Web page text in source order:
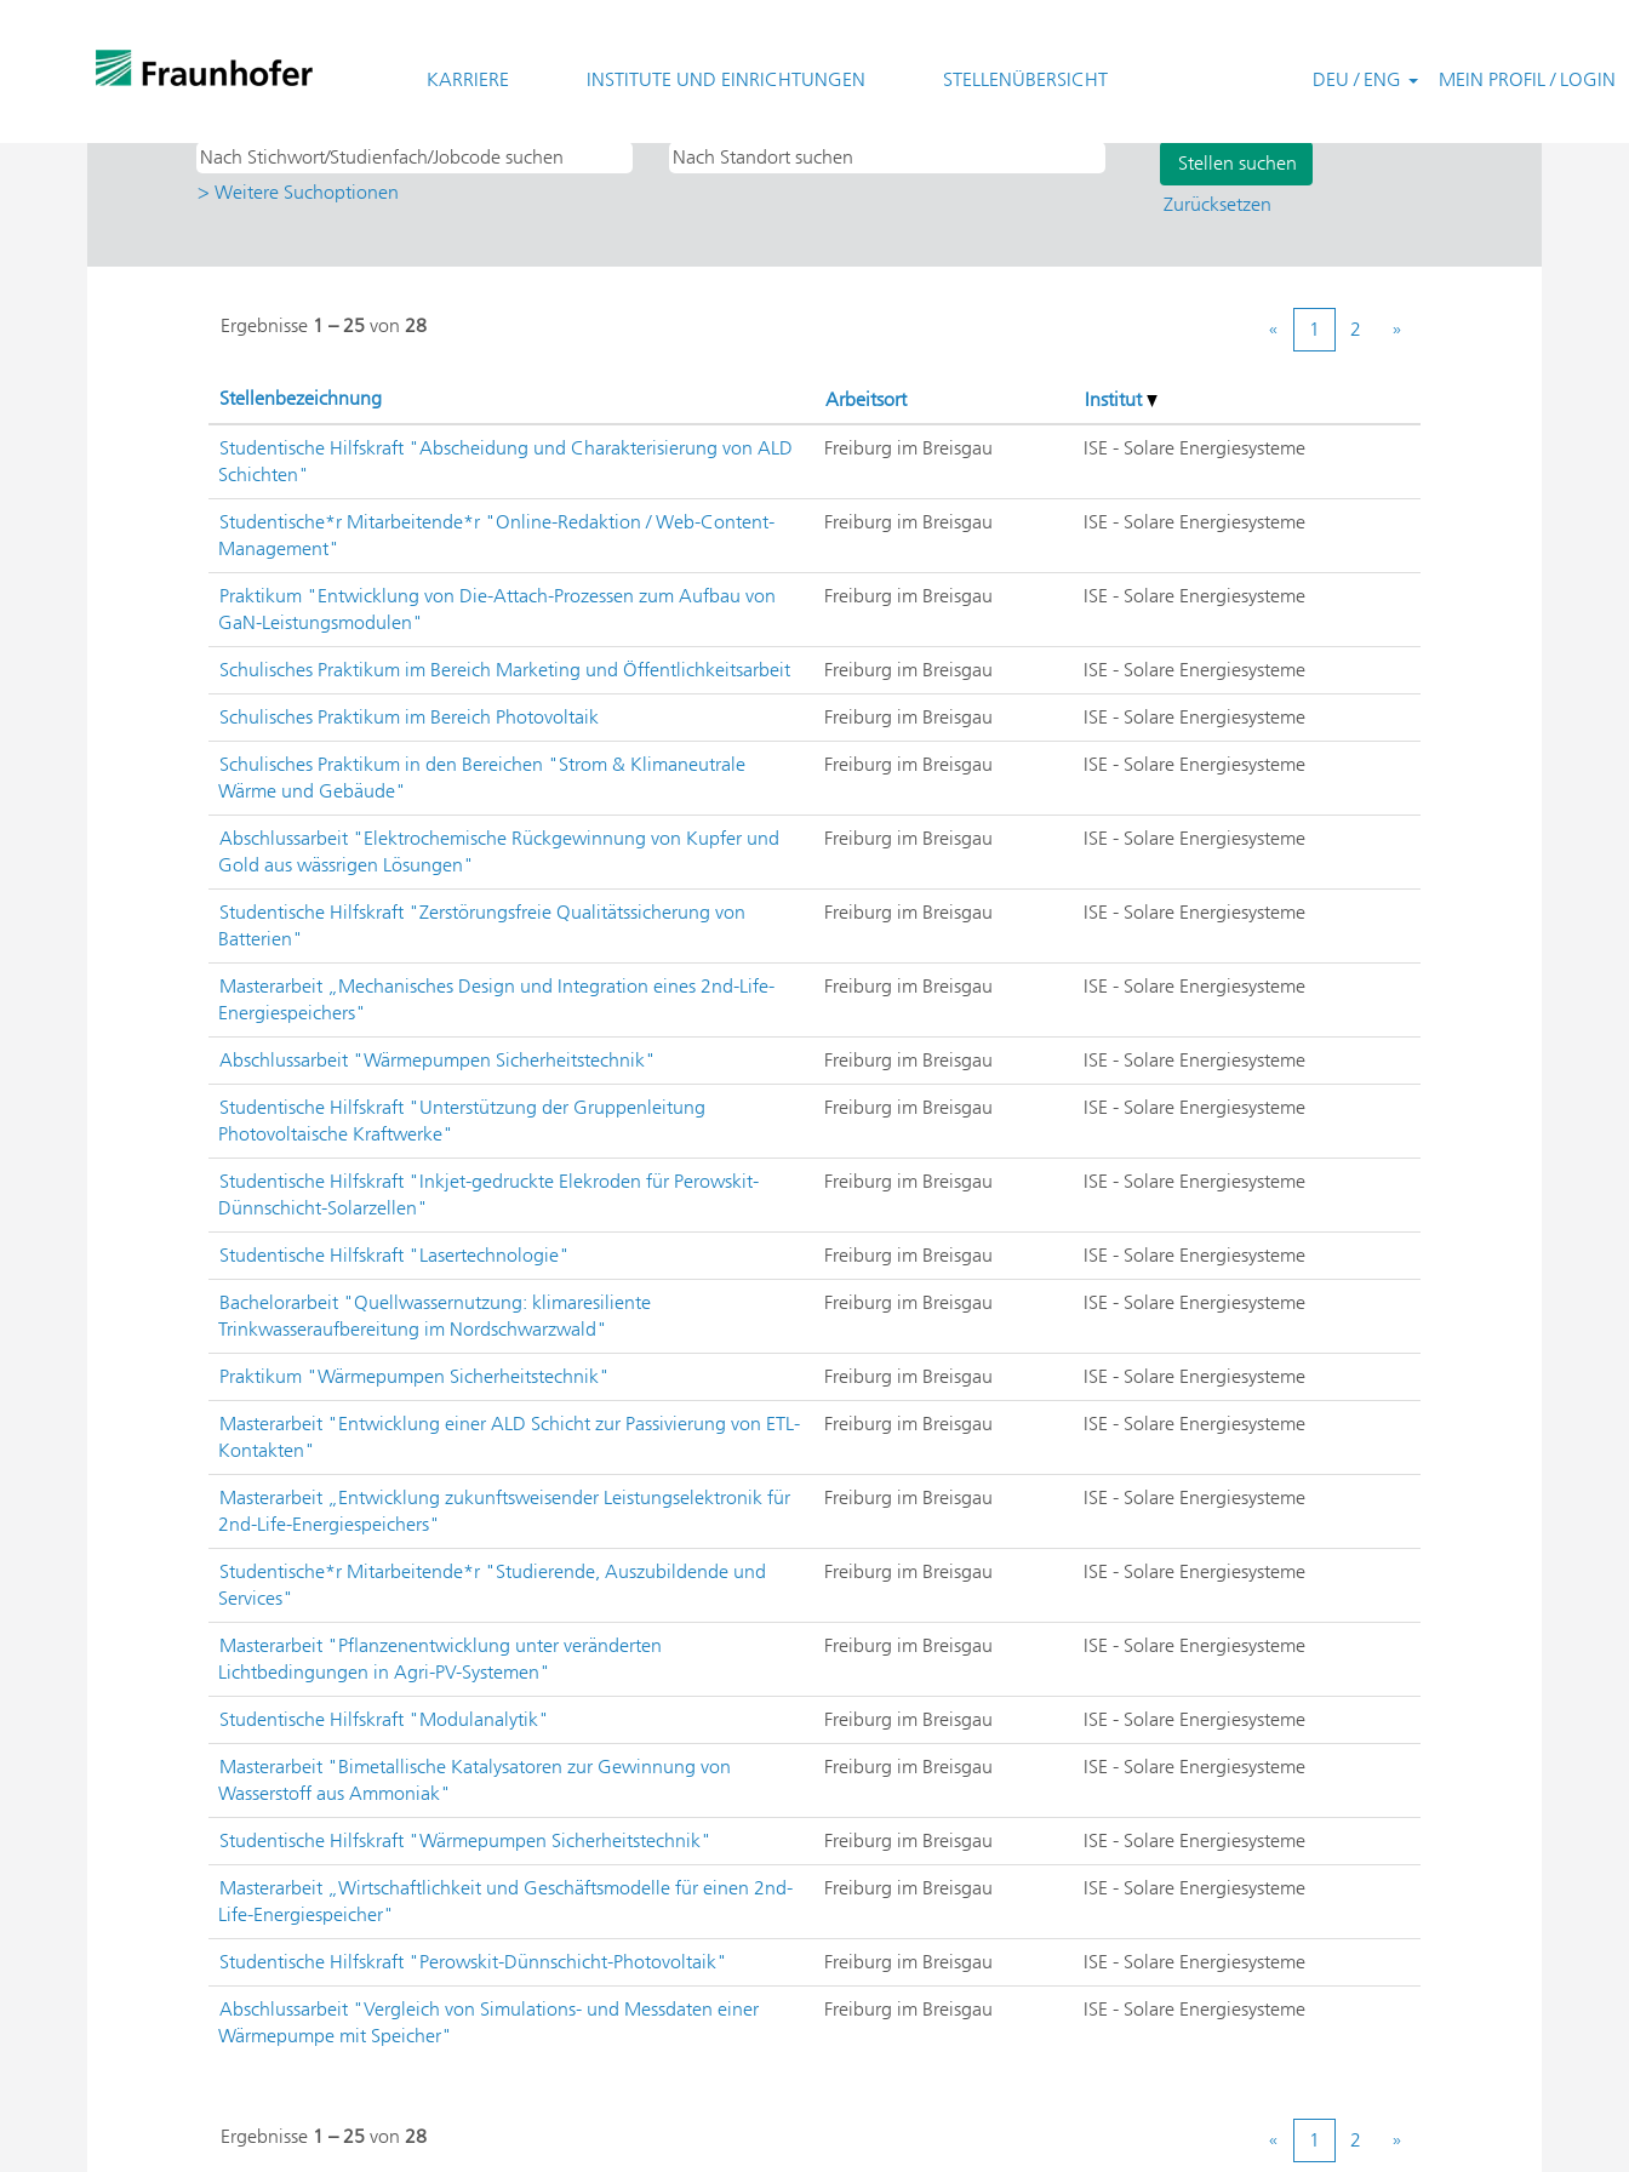
KARRIERE INSTITUTE UND EINRICHTUNGEN STELLENÜBERSICHT DEU / ENG MEIN PROFIL / LOGIN
Suchergebnisse für "ISE - Solare Energiesysteme".
> Weitere Suchoptionen
Zurücksetzen
Ergebnisse 1 – 25 von 28 « 1 2 »
Stellenbezeichnung Arbeitsort Institut
Studentische Hilfskraft "Abscheidung und Charakterisierung von ALD
Schichten"
Freiburg im Breisgau ISE - Solare Energiesysteme
Studentische*r Mitarbeitende*r "Online-Redaktion / Web-Content-
Management"
Freiburg im Breisgau ISE - Solare Energiesysteme
Praktikum "Entwicklung von Die-Attach-Prozessen zum Aufbau von
GaN-Leistungsmodulen"
Freiburg im Breisgau ISE - Solare Energiesysteme
Schulisches Praktikum im Bereich Marketing und Öffentlichkeitsarbeit Freiburg im Breisgau ISE - Solare Energiesysteme
Schulisches Praktikum im Bereich Photovoltaik Freiburg im Breisgau ISE - Solare Energiesysteme
Schulisches Praktikum in den Bereichen "Strom & Klimaneutrale
Wärme und Gebäude"
Freiburg im Breisgau ISE - Solare Energiesysteme
Abschlussarbeit "Elektrochemische Rückgewinnung von Kupfer und
Gold aus wässrigen Lösungen"
Freiburg im Breisgau ISE - Solare Energiesysteme
Studentische Hilfskraft "Zerstörungsfreie Qualitätssicherung von
Batterien"
Freiburg im Breisgau ISE - Solare Energiesysteme
Masterarbeit „Mechanisches Design und Integration eines 2nd-Life-
Energiespeichers"
Freiburg im Breisgau ISE - Solare Energiesysteme
Abschlussarbeit "Wärmepumpen Sicherheitstechnik" Freiburg im Breisgau ISE - Solare Energiesysteme
Studentische Hilfskraft "Unterstützung der Gruppenleitung
Photovoltaische Kraftwerke"
Freiburg im Breisgau ISE - Solare Energiesysteme
Studentische Hilfskraft "Inkjet-gedruckte Elekroden für Perowskit-
Dünnschicht-Solarzellen"
Freiburg im Breisgau ISE - Solare Energiesysteme
Studentische Hilfskraft "Lasertechnologie" Freiburg im Breisgau ISE - Solare Energiesysteme
Bachelorarbeit "Quellwassernutzung: klimaresiliente
Trinkwasseraufbereitung im Nordschwarzwald"
Freiburg im Breisgau ISE - Solare Energiesysteme
Praktikum "Wärmepumpen Sicherheitstechnik" Freiburg im Breisgau ISE - Solare Energiesysteme
Masterarbeit "Entwicklung einer ALD Schicht zur Passivierung von ETL-
Kontakten"
Freiburg im Breisgau ISE - Solare Energiesysteme
Masterarbeit „Entwicklung zukunftsweisender Leistungselektronik für
2nd-Life-Energiespeichers"
Freiburg im Breisgau ISE - Solare Energiesysteme
Studentische*r Mitarbeitende*r "Studierende, Auszubildende und
Services"
Freiburg im Breisgau ISE - Solare Energiesysteme
Masterarbeit "Pflanzenentwicklung unter veränderten
Lichtbedingungen in Agri-PV-Systemen"
Freiburg im Breisgau ISE - Solare Energiesysteme
Studentische Hilfskraft "Modulanalytik" Freiburg im Breisgau ISE - Solare Energiesysteme
Masterarbeit "Bimetallische Katalysatoren zur Gewinnung von
Wasserstoff aus Ammoniak"
Freiburg im Breisgau ISE - Solare Energiesysteme
Studentische Hilfskraft "Wärmepumpen Sicherheitstechnik" Freiburg im Breisgau ISE - Solare Energiesysteme
Masterarbeit „Wirtschaftlichkeit und Geschäftsmodelle für einen 2nd-
Life-Energiespeicher"
Freiburg im Breisgau ISE - Solare Energiesysteme
Studentische Hilfskraft "Perowskit-Dünnschicht-Photovoltaik" Freiburg im Breisgau ISE - Solare Energiesysteme
Abschlussarbeit "Vergleich von Simulations- und Messdaten einer
Wärmepumpe mit Speicher"
Freiburg im Breisgau ISE - Solare Energiesysteme
Ergebnisse 1 – 25 von 28 « 1 2 »